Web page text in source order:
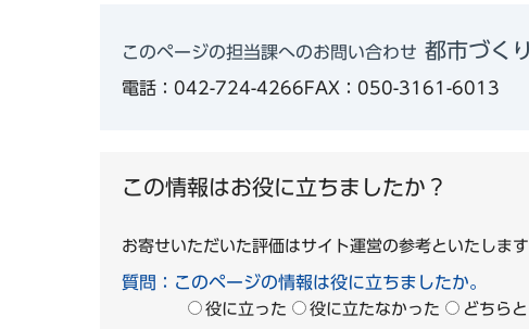
このページの担当課へのお問い合わせ 都市づく
電話：042-724-4266FAX：050-3161-6013
この情報はお役に立ちましたか？
お寄せいただいた評価はサイト運営の参考といたします
質問：このページの情報は役に立ちましたか。
役に立った 役に立たなかった どちら